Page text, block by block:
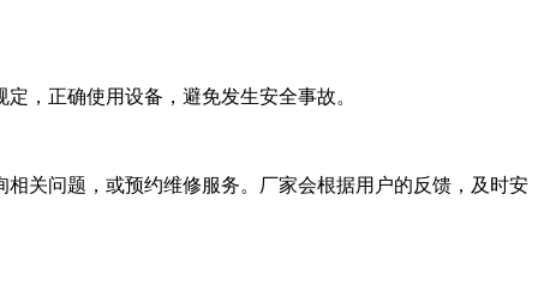
，正确使用设备，避免发生安全事故。
关问题，或预约维修服务。厂家会根据用户的反馈，及时安